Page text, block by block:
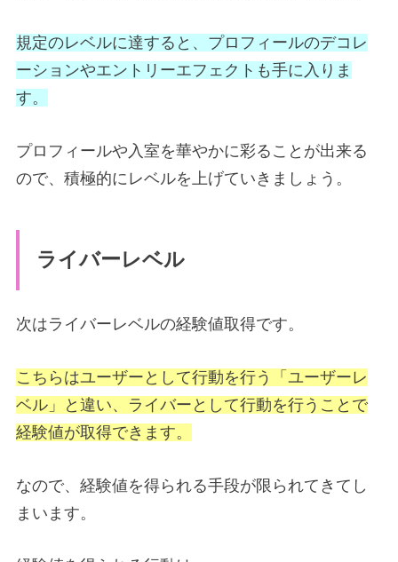
規定のレベルに達すると、プロフィールのデコレ
ーションやエントリーエフェクトも手に入りま
す。
プロフィールや入室を華やかに彩ることが出来る
ので、積極的にレベルを上げていきましょう。
ライバーレベル
次はライバーレベルの経験値取得です。
こちらはユーザーとして行動を行う「ユーザーレ
ベル」と違い、ライバーとして行動を行うことで
経験値が取得できます。
なので、経験値を得られる手段が限られてきてし
まいます。